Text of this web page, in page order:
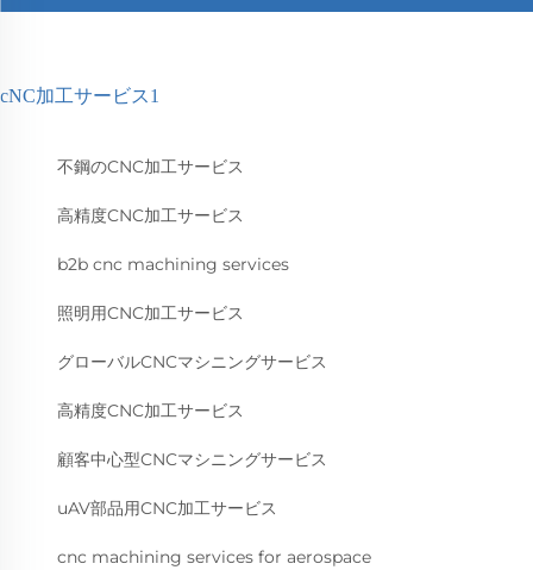
cNC加工サービス1
不鋼のCNC加工サービス
高精度CNC加工サービス
b2b cnc machining services
照明用CNC加工サービス
グローバルCNCマシニングサービス
高精度CNC加工サービス
顧客中心型CNCマシニングサービス
uAV部品用CNC加工サービス
cnc machining services for aerospace